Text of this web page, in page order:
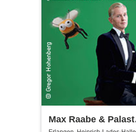
Max Raabe & Palast